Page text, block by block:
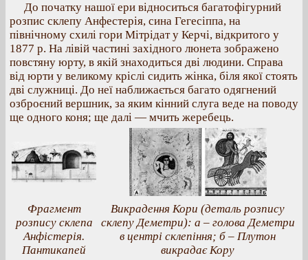
До початку нашої ери відноситься багатофігурний
розпис склепу Анфестерія, сина Гегесіппа, на
північному схилі гори Мітрідат у Керчі, відкритого у
1877 р. На лівій частині західного люнета зображено
повстяну юрту, в якій знаходиться дві людини. Справа
від юрти у великому кріслі сидить жінка, біля якої стоять
дві служниці. До неї наближається багато одягнений
озброєний вершник, за яким кінний слуга веде на поводу
ще одного коня; ще далі — мчить жеребець.
Фрагмент
розпису склепа
Анфістерія.
Пантикапей
Викрадення Кори (деталь розпису
склепу Деметри): а – голова Деметри
в центрі склепіння; б – Плутон
викрадає Кору